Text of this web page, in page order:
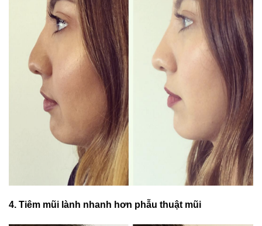
4. Tiêm mũi lành nhanh hơn phẫu thuật mũi